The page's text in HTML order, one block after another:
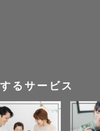
るサービス